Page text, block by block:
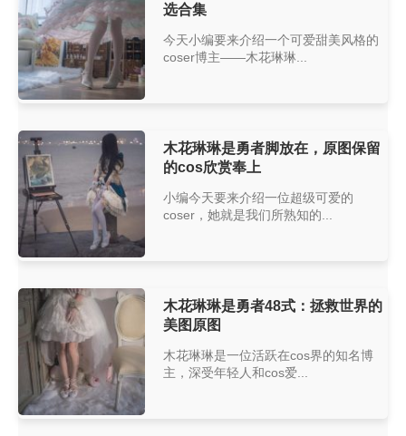
选合集
今天小编要来介绍一个可爱甜美风格的
coser博主——木花琳琳...
木花琳琳是勇者脚放在，原图保留
的cos欣赏奉上
小编今天要来介绍一位超级可爱的
coser，她就是我们所熟知的...
木花琳琳是勇者48式：拯救世界的
美图原图
木花琳琳是一位活跃在cos界的知名博
主，深受年轻人和cos爱...